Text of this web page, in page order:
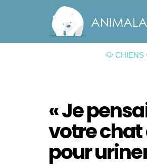
🐶 CHIENS
« Je
votre
pour